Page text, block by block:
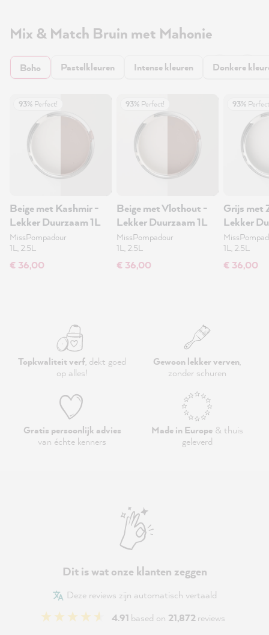
Mix & Match Bruin met Mahonie
Boho Pastelkleuren Intense kleuren Donkere
93% Perfect!
Beige met Kashmir -
Lekker Duurzaam 1L
MissPompadour
1L, 2.5L
€ 36,00
93% Perfect!
Beige met Vlothout -
Lekker Duurzaam 1L
MissPompadour
1L, 2.5L
€ 36,00
93%
Grijs met
Lekker
1L, 2.5L
€ 36,00
Topkwaliteit verf, dekt goed
op alles!
Gewoon lekker verven,
zonder schuren
Gratis persoonlijk advies
van échte kenners
Made in Europe& thuis
geleverd
Dit is wat onze klanten zeggen
Deze reviews zijn automatisch vertaald
4.91 based on 21,872reviews